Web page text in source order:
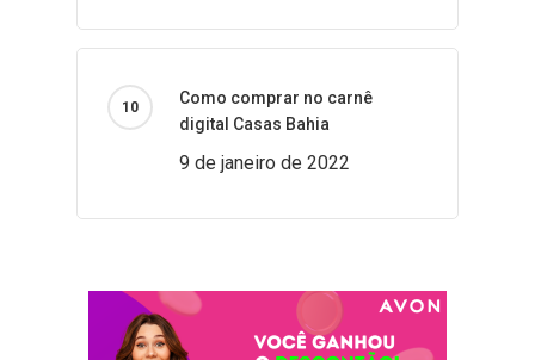
Como comprar no carnê
digital Casas Bahia
9 de janeiro de 2022